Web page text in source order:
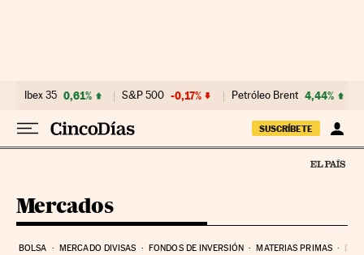
Ibex 35 0,61% S&P 500 -0,17% Petróleo Brent 4,44%
SUSCRÍBETE
Mercados
BOLSA MERCADO DIVISAS FONDOS DE INVERSIÓN MATERIAS PRIMAS